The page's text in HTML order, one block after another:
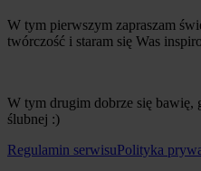
W tym pierwszym zapraszam
twórczość i staram się Was
W tym drugim dobrze się bawię,
ślubnej :)
Regulamin serwisuPolityka